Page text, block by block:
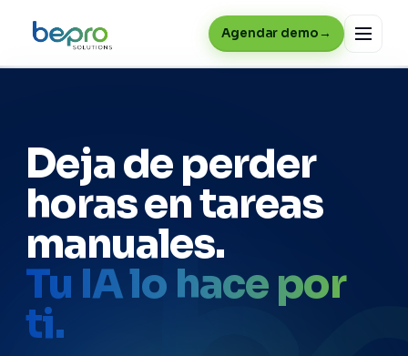
Agendar demo
Deja de perder
horas en tareas
manuales.
Tu IA lo hace por
ti.